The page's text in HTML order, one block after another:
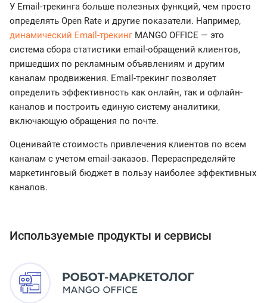
У Email-трекинга больше полезных функций, чем просто
определять Open Rate и другие показатели. Например,
динамический Email-трекингMANGO OFFICE — это
система сбора статистики email-обращений клиентов,
пришедших по рекламным объявлениям и другим
каналам продвижения. Email-трекинг позволяет
определить эффективность как онлайн, так и офлайн-
каналов и построить единую систему аналитики,
включающую обращения по почте.
Оценивайте стоимость привлечения клиентов по всем
каналам с учетом email-заказов. Перераспределяйте
маркетинговый бюджет в пользу наиболее эффективных
каналов.
Используемые продукты и сервисы